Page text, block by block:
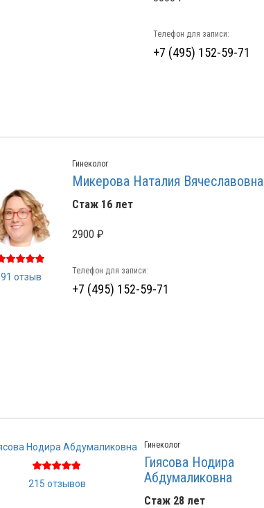
Телефон для записи:
+7 (495) 152-59-71
91 отзыв
Гинеколог
Микерова Наталия Вячеславовна
Стаж 16 лет
2900 ₽
Телефон для записи:
+7 (495) 152-59-71
215 отзывов
Гинеколог
Гиясова Нодира
Абдумаликовна
Стаж 28 лет